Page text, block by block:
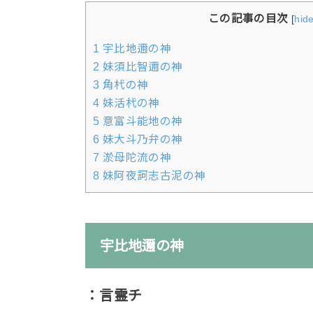
この記事の目次 [
1 宇比地邇の神
2 妹須比智邇の神
3 角杙の神
4 妹活杙の神
5 意富斗能地の神
6 妹大斗乃弁の神
7 淤母陀流の神
8 妹阿夜訶志古泥の神
宇比地邇の神
：言霊チ